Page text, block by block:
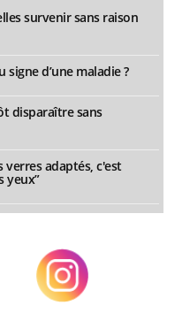
survenir sans raison
signe d’une maladie ?
disparaître sans
verres adaptés, c'est
yeux”